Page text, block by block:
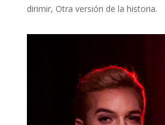
dirimir, Otra versión de la historia.